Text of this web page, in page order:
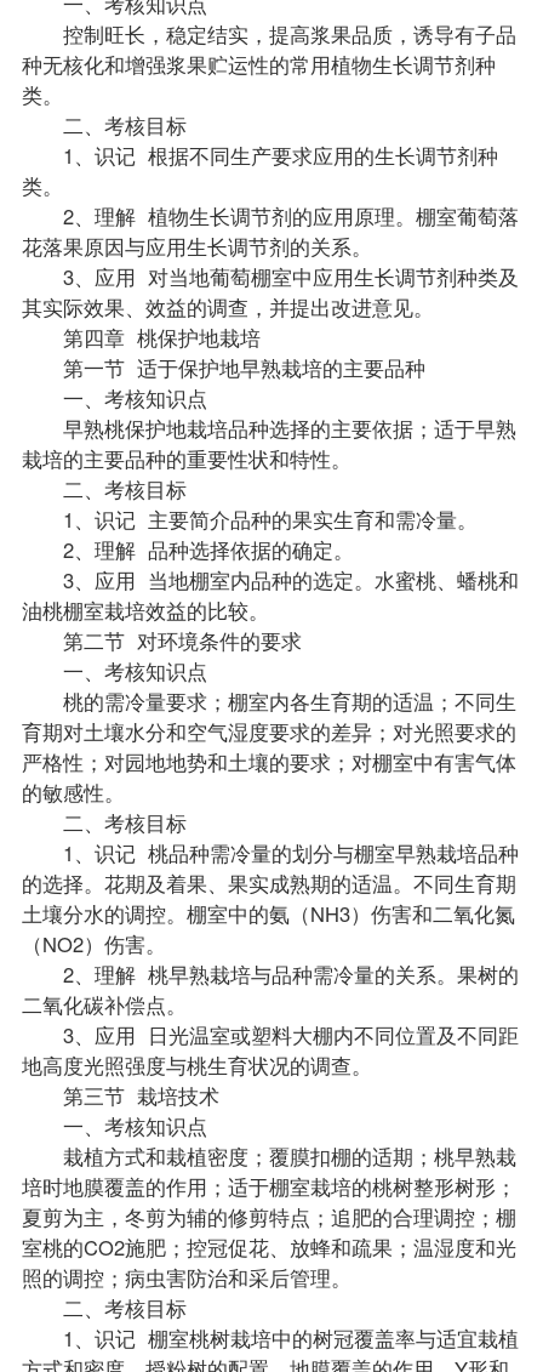
控制旺长，稳定结实，提高浆果品质，诱导有子品
种无核化和增强浆果贮运性的常用植物生长调节剂种
类。
二、考核目标
1、识记 根据不同生产要求应用的生长调节剂种
类。
2、理解 植物生长调节剂的应用原理。棚室葡萄落
花落果原因与应用生长调节剂的关系。
3、应用 对当地葡萄棚室中应用生长调节剂种类及
其实际效果、效益的调查，并提出改进意见。
第四章 桃保护地栽培
第一节 适于保护地早熟栽培的主要品种
一、考核知识点
早熟桃保护地栽培品种选择的主要依据；适于早熟
栽培的主要品种的重要性状和特性。
二、考核目标
1、识记 主要简介品种的果实生育和需冷量。
2、理解 品种选择依据的确定。
3、应用 当地棚室内品种的选定。水蜜桃、蟠桃和
油桃棚室栽培效益的比较。
第二节 对环境条件的要求
一、考核知识点
桃的需冷量要求；棚室内各生育期的适温；不同生
育期对土壤水分和空气湿度要求的差异；对光照要求的
严格性；对园地地势和土壤的要求；对棚室中有害气体
的敏感性。
二、考核目标
1、识记 桃品种需冷量的划分与棚室早熟栽培品种
的选择。花期及着果、果实成熟期的适温。不同生育期
土壤分水的调控。棚室中的氨（NH3）伤害和二氧化氮
（NO2）伤害。
2、理解 桃早熟栽培与品种需冷量的关系。果树的
二氧化碳补偿点。
3、应用 日光温室或塑料大棚内不同位置及不同距
地高度光照强度与桃生育状况的调查。
第三节 栽培技术
一、考核知识点
栽植方式和栽植密度；覆膜扣棚的适期；桃早熟栽
培时地膜覆盖的作用；适于棚室栽培的桃树整形树形；
夏剪为主，冬剪为辅的修剪特点；追肥的合理调控；棚
室桃的CO2施肥；控冠促花、放蜂和疏果；温湿度和光
照的调控；病虫害防治和采后管理。
二、考核目标
1、识记 棚室桃树栽培中的树冠覆盖率与适宜栽植